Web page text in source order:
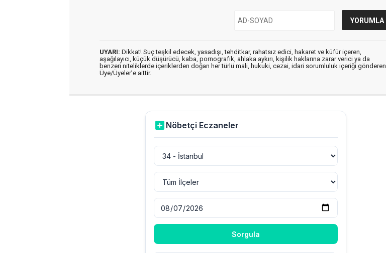
UYARI: Dikkat! Suç teşkil edecek, yasadışı, tehditkar, rahatsız edici, hakaret ve küfür içeren,
aşağılayıcı, küçük düşürücü, kaba, pornografik, ahlaka aykırı, kişilik haklarına zarar verici ya da
benzeri niteliklerde içeriklerden doğan her türlü mali, hukuki, cezai, idari sorumluluk içeriği gönderen
Üye/Üyeler’e aittir.